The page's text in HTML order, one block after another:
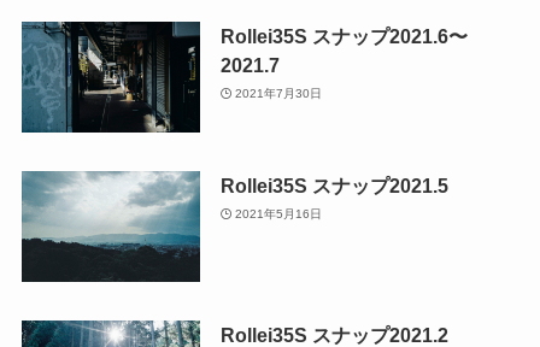
Rollei35S スナップ2021.6〜
2021.7
2021年7月30日
Rollei35S スナップ2021.5
2021年5月16日
Rollei35S スナップ2021.2